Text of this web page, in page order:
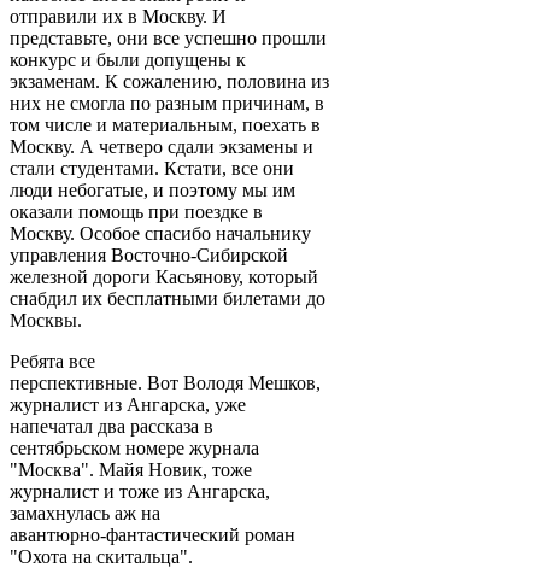
отправили их в Москву. И
представьте, они все успешно прошли
конкурс и были допущены к
экзаменам. К сожалению, половина из
них не смогла по разным причинам, в
том числе и материальным, поехать в
Москву. А четверо сдали экзамены и
стали студентами. Кстати, все они
люди небогатые, и поэтому мы им
оказали помощь при поездке в
Москву. Особое спасибо начальнику
управления Восточно-Сибирской
железной дороги Касьянову, который
снабдил их бесплатными билетами до
Москвы.
Ребята все
перспективные. Вот Володя Мешков,
журналист из Ангарска, уже
напечатал два рассказа в
сентябрьском номере журнала
"Москва". Майя Новик, тоже
журналист и тоже из Ангарска,
замахнулась аж на
авантюрно-фантастический роман
"Охота на скитальца".